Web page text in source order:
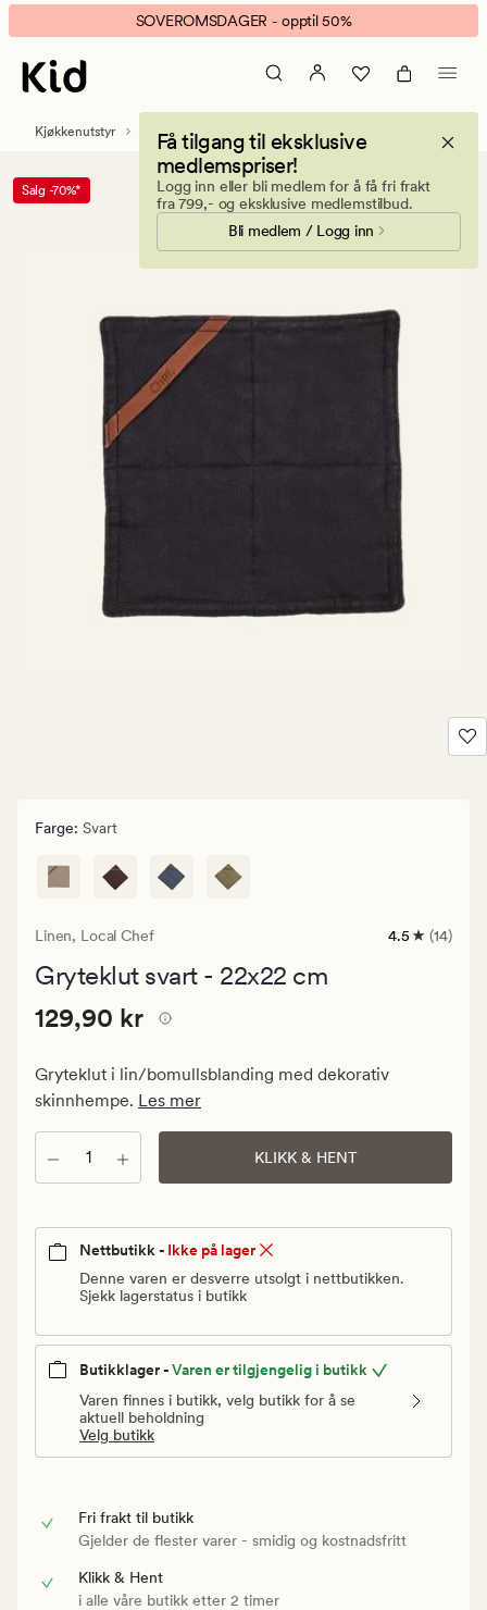
Linen
gryteklut
svart
banner.
Klikk
ESCAPE
pause.
SOVEROMSDAGER - opptil 50%
Få tilgang til eksklusive
medlemspriser!
Logg inn eller bli medlem for å få fri frakt
fra 799,- og eksklusive medlemstilbud.
Bli medlem / Logg inn
Kjøkkenutstyr Grytekluter
Salg -70%*
Farge: Svart
Linen, Local Chef
14
4.5 (14)
Gryteklut svart - 22x22 cm
Pris
129,90
Vanlig
129,90
kr
Pris 129,90 kr
129,90 kr
Gryteklut i lin/bomullsblanding med dekorativ
skinnhempe. Les mer
Antall KLIKK & HENT
Nettbutikk - Ikke på lager
Denne varen er desverre utsolgt i nettbutikken.
Sjekk lagerstatus i butikk
Butikklager -Varen er tilgjengelig i butikk
Varen finnes i butikk, velg butikk for å se
aktuell beholdning
Velg butikk
Fri frakt til butikk
Gjelder de flester varer - smidig og kostnadsfritt
Klikk & Hent
i alle våre butikk etter 2 timer